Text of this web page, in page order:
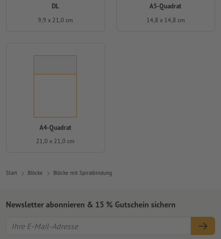
DL
9,9 x 21,0 cm
A5-Quadrat
14,8 x 14,8 cm
A4-Quadrat
21,0 x 21,0 cm
Start Blöcke Blöcke mit Spiralbindung
Newsletter abonnieren & 15 % Gutschein sichern